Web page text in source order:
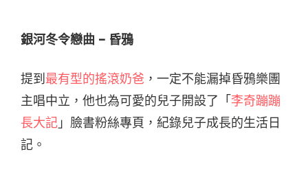
銀河冬令戀曲 – 昏鴉
提到 最有型的搖滾奶爸 ，一定不能漏掉昏鴉樂團
主唱中立，他也為可愛的兒子開設了「 李奇蹦蹦
長大記 」臉書粉絲專頁，紀錄兒子成長的生活日
記。